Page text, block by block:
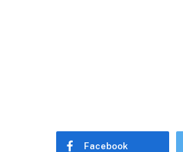
Facebook